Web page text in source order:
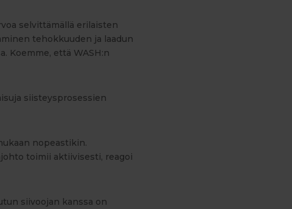
selvittämällä erilaisten
tehokkuuden ja laadun
Koemme, että WASH:n
siisteysprosessien
nopeastikin.
toimii aktiivisesti, reagoi
siivoojan kanssa on